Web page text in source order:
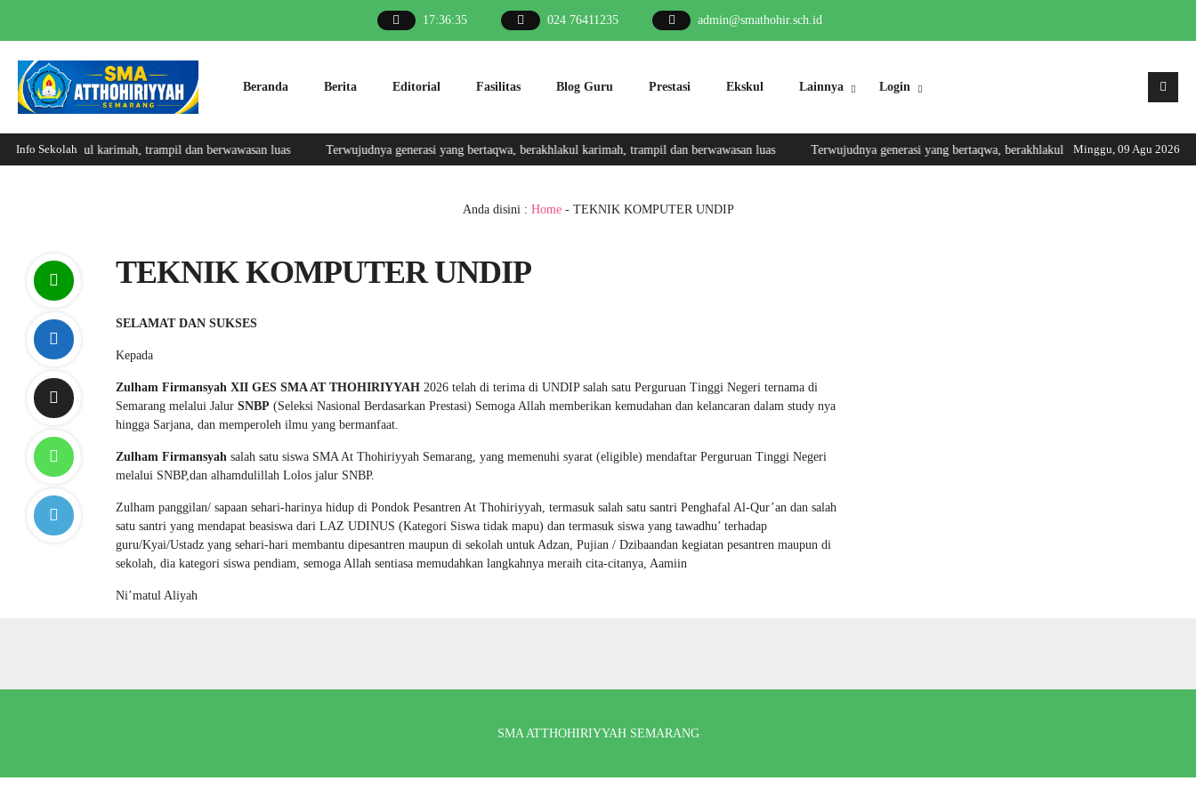
17:36:36 024 76411235 admin@smathohir.sch.id
Beranda Berita Editorial Fasilitas Blog Guru Prestasi Ekskul Lainnya Login
Info Sekolah Minggu, 09 Agu 2026
berakhlakul karimah, trampil dan berwawasan luas Terwujudnya generasi yang bertaqwa, berakhlakul karimah, trampil dan berwawasan luas Terwujudnya generasi yang bertaqwa, berakhlakul karimah, trampil dan
Anda disini : Home- TEKNIK KOMPUTER UNDIP
TEKNIK KOMPUTER UNDIP
SELAMAT DAN SUKSES
Kepada
Zulham Firmansyah XII GES SMA AT THOHIRIYYAH 2026 telah di terima di UNDIP salah satu Perguruan Tinggi Negeri ternama di
Semarang melalui Jalur SNBP (Seleksi Nasional Berdasarkan Prestasi) Semoga Allah memberikan kemudahan dan kelancaran dalam study nya
hingga Sarjana, dan memperoleh ilmu yang bermanfaat.
Zulham Firmansyah salah satu siswa SMA At Thohiriyyah Semarang, yang memenuhi syarat (eligible) mendaftar Perguruan Tinggi Negeri
melalui SNBP,dan alhamdulillah Lolos jalur SNBP.
Zulham panggilan/ sapaan sehari-harinya hidup di Pondok Pesantren At Thohiriyyah, termasuk salah satu santri Penghafal Al-Qur’an dan salah
satu santri yang mendapat beasiswa dari LAZ UDINUS (Kategori Siswa tidak mapu) dan termasuk siswa yang tawadhu’ terhadap
guru/Kyai/Ustadz yang sehari-hari membantu dipesantren maupun di sekolah untuk Adzan, Pujian / Dzibaandan kegiatan pesantren maupun di
sekolah, dia kategori siswa pendiam, semoga Allah sentiasa memudahkan langkahnya meraih cita-citanya, Aamiin
Ni’matul Aliyah
SMA ATTHOHIRIYYAH SEMARANG